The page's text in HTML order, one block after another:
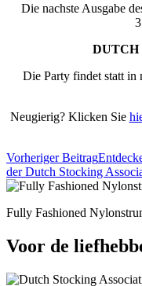
Die nachste Ausgabe
DUTCH
Die Party findet statt
Neugierig? Klicken Sie
Vorheriger Beitrag
der Dutch Stocking
Fully Fashioned
Voor de